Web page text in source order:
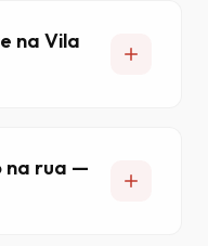
na Vila
na rua —